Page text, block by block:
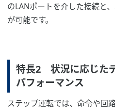
のLANポートを介した接続と
が可能です。
特長2 状況に応じた
パフォーマンス
ステップ運転では、命令や回